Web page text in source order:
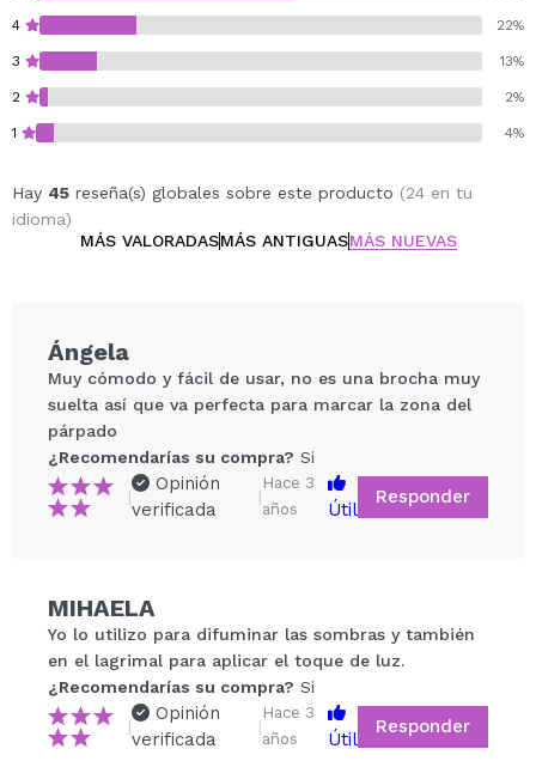
4 22%
3 13%
2 2%
1 4%
Hay 45 reseña(s) globales sobre este producto (24 en tu
idioma)
MÁS VALORADASMÁS ANTIGUASMÁS NUEVAS
Tu vídeo podría ser el primero. Imagínatelo...
¿Recomendarías su compra?
5/5
Ángela
Muy cómodo y fácil de usar, no es una brocha muy
suelta así que va perfecta para marcar la zona del
párpado
¿Recomendarías su compra? Si
|
Opinión
verificada
|
Hace 3
años
Útil
Responder
MIHAELA
Yo lo utilizo para difuminar las sombras y también
en el lagrimal para aplicar el toque de luz.
¿Recomendarías su compra? Si
|
Opinión
verificada
|
Hace 3
años
Útil
Responder